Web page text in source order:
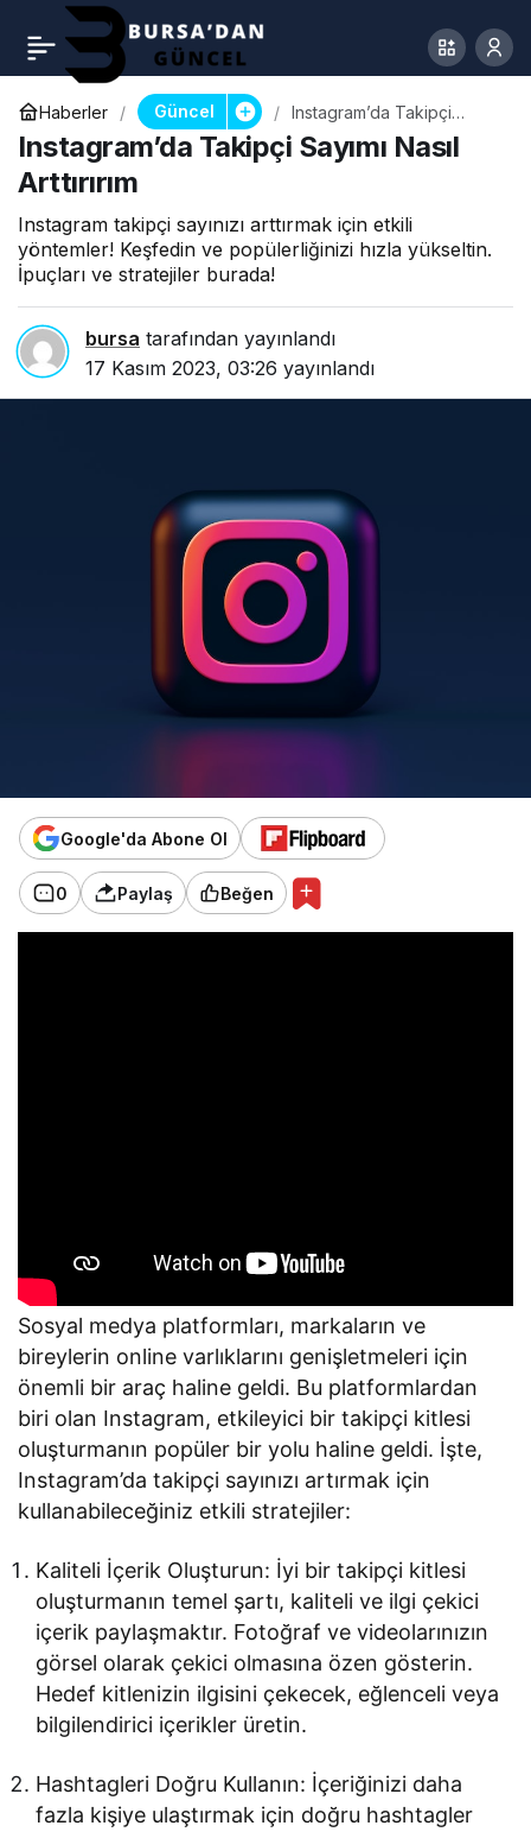
Haberler Güncel
Instagram’da Takipçi
Sayımı Nasıl Arttırırım
Instagram’da Takipçi Sayımı Nasıl
Arttırırım
Instagram takipçi sayınızı arttırmak için etkili
yöntemler! Keşfedin ve popülerliğinizi hızla yükseltin.
İpuçları ve stratejiler burada!
bursa tarafından yayınlandı
17 Kasım 2023, 03:26 yayınlandı
Google'da Abone Ol
0 Paylaş Beğen
Sosyal medya platformları, markaların ve
bireylerin online varlıklarını genişletmeleri için
önemli bir araç haline geldi. Bu platformlardan
biri olan Instagram, etkileyici bir takipçi kitlesi
oluşturmanın popüler bir yolu haline geldi. İşte,
Instagram’da takipçi sayınızı artırmak için
kullanabileceğiniz etkili stratejiler:
Kaliteli İçerik Oluşturun: İyi bir takipçi kitlesi
oluşturmanın temel şartı, kaliteli ve ilgi çekici
içerik paylaşmaktır. Fotoğraf ve videolarınızın
görsel olarak çekici olmasına özen gösterin.
Hedef kitlenizin ilgisini çekecek, eğlenceli veya
bilgilendirici içerikler üretin.
Hashtagleri Doğru Kullanın: İçeriğinizi daha
fazla kişiye ulaştırmak için doğru hashtagler